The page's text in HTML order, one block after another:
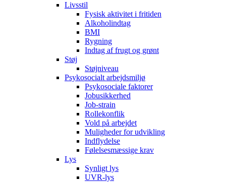
Livsstil
Fysisk aktivitet i fritiden
Alkoholindtag
BMI
Rygning
Indtag af frugt og grønt
Støj
Støjniveau
Psykosocialt arbejdsmiljø
Psykosociale faktorer
Jobusikkerhed
Job-strain
Rollekonflik
Vold på arbejdet
Muligheder for udvikling
Indflydelse
Følelsesmæssige krav
Lys
Synligt lys
UVR-lys